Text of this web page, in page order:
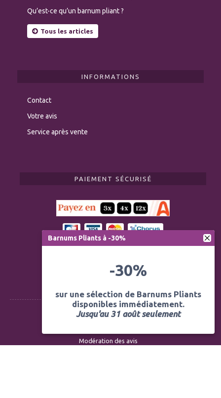
Qu’est-ce qu’un barnum pliant ?
Tous les articles
INFORMATIONS
Contact
Votre avis
Service après vente
PAIEMENT SÉCURISÉ
Modération des avis
Barnums Pliants à -30%
-30%
sur une sélection de Barnums Pliants
disponibles immédiatement.
Jusqu'au 31 août seulement